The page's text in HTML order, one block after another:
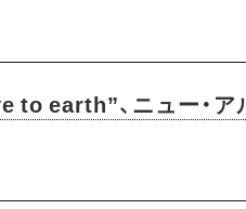
to earth”、ニュー・